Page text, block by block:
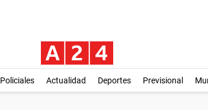
Policiales Actualidad Deportes Previsional